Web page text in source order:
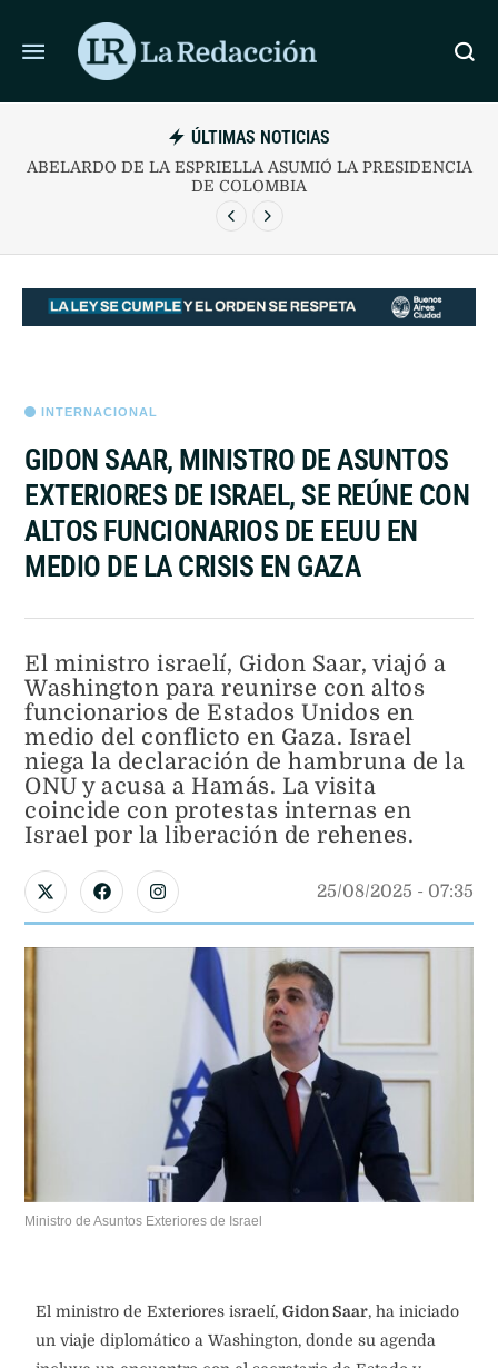
ÚLTIMAS NOTICIAS
RECALIBRA SU AGENDA TRAS EL REVÉS
ABELARDO DE
INTERNACIONAL
GIDON SAAR, MINISTRO DE ASUNTOS
EXTERIORES DE ISRAEL, SE REÚNE CON
ALTOS FUNCIONARIOS DE EEUU EN
MEDIO DE LA CRISIS EN GAZA
El ministro israelí, Gidon Saar, viajó a
Washington para reunirse con altos
funcionarios de Estados Unidos en
medio del conflicto en Gaza. Israel
niega la declaración de hambruna de la
ONU y acusa a Hamás. La visita
coincide con protestas internas en
Israel por la liberación de rehenes.
25/08/2025 - 07:35
Ministro de Asuntos Exteriores de Israel
El ministro de Exteriores israelí, Gidon Saar, ha iniciado
un viaje diplomático a Washington, donde su agenda